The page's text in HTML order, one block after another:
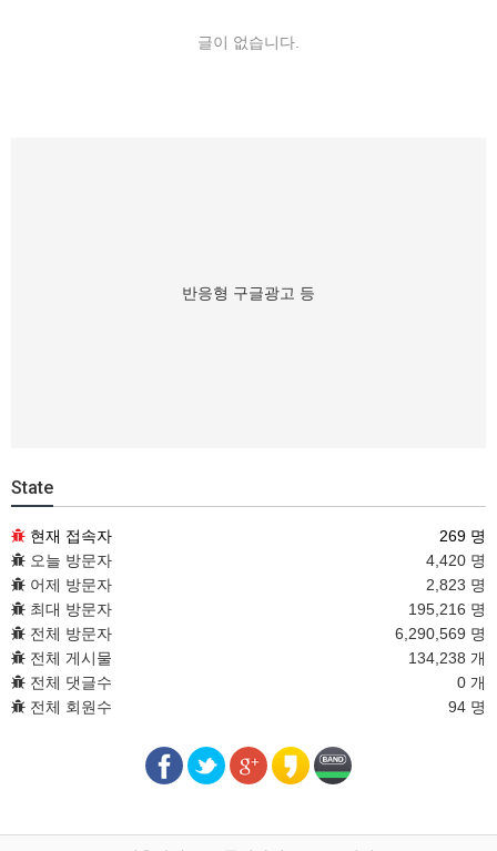
글이 없습니다.
반응형 구글광고 등
State
현재 접속자
269 명
오늘 방문자
4,420 명
어제 방문자
2,823 명
최대 방문자
195,216 명
전체 방문자
6,290,569 명
전체 게시물
134,238 개
전체 댓글수
0 개
전체 회원수
94 명